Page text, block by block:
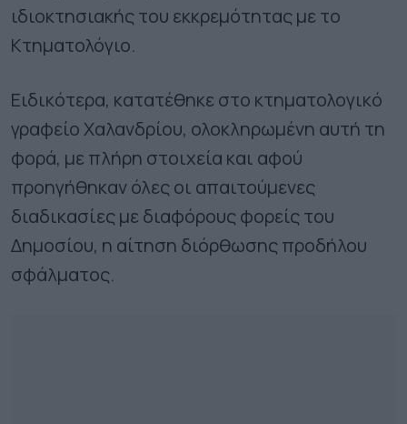
ιδιοκτησιακής του εκκρεμότητας με το
Κτηματολόγιο.
Ειδικότερα, κατατέθηκε στο κτηματολογικό
γραφείο Χαλανδρίου, ολοκληρωμένη αυτή τη
φορά, με πλήρη στοιχεία και αφού
προηγήθηκαν όλες οι απαιτούμενες
διαδικασίες με διαφόρους φορείς του
Δημοσίου, η αίτηση διόρθωσης προδήλου
σφάλματος.